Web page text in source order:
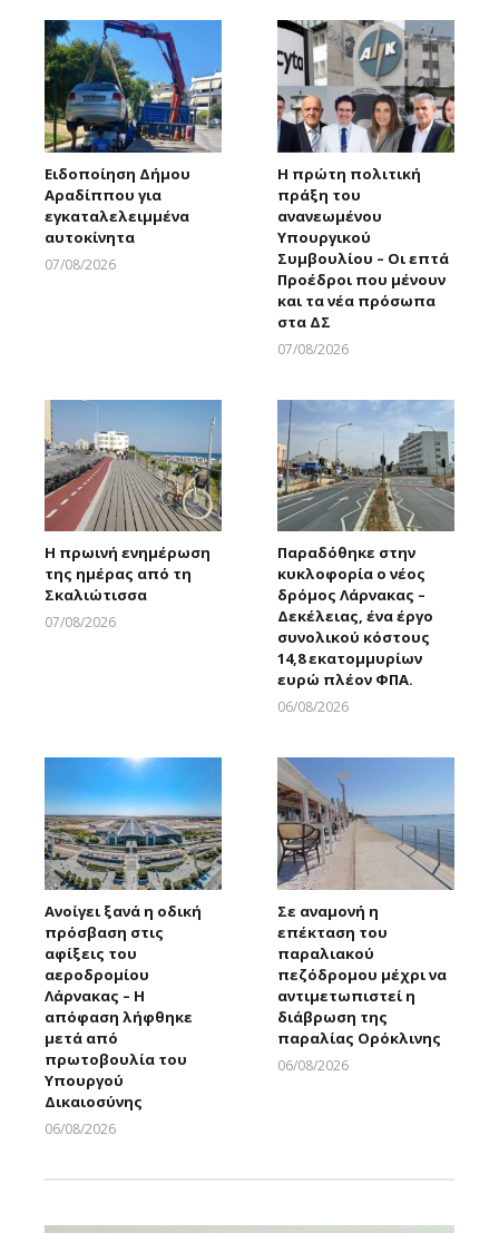
Ειδοποίηση Δήμου
Αραδίππου για
εγκαταλελειμμένα
αυτοκίνητα
07/08/2026
Η πρώτη πολιτική
πράξη του
ανανεωμένου
Υπουργικού
Συμβουλίου – Οι επτά
Προέδροι που μένουν
και τα νέα πρόσωπα
στα ΔΣ
07/08/2026
Η πρωινή ενημέρωση
της ημέρας από τη
Σκαλιώτισσα
07/08/2026
Παραδόθηκε στην
κυκλοφορία ο νέος
δρόμος Λάρνακας –
Δεκέλειας, ένα έργο
συνολικού κόστους
14,8 εκατομμυρίων
ευρώ πλέον ΦΠΑ.
06/08/2026
Ανοίγει ξανά η οδική
πρόσβαση στις
αφίξεις του
αεροδρομίου
Λάρνακας – Η
απόφαση λήφθηκε
μετά από
πρωτοβουλία του
Υπουργού
Δικαιοσύνης
06/08/2026
Σε αναμονή η
επέκταση του
παραλιακού
πεζόδρομου μέχρι να
αντιμετωπιστεί η
διάβρωση της
παραλίας Ορόκλινης
06/08/2026